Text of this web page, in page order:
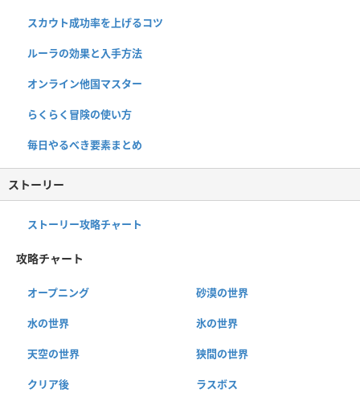
スカウト成功率を上げるコツ
ルーラの効果と入手方法
オンライン他国マスター
らくらく冒険の使い方
毎日やるべき要素まとめ
ストーリー
ストーリー攻略チャート
攻略チャート
オープニング 砂漠の世界
水の世界 氷の世界
天空の世界 狭間の世界
クリア後 ラスボス